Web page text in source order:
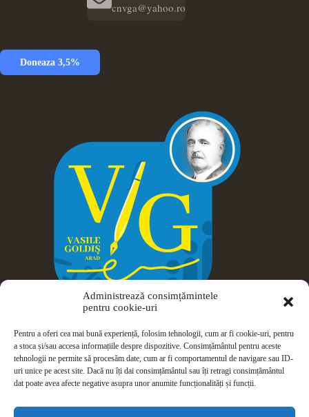
Administrează consimțămintele
pentru cookie-uri
Pentru a oferi cea mai bună experiență, folosim tehnologii, cum ar fi cookie-uri, pentru
a stoca și/sau accesa informațiile despre dispozitive. Consimțământul pentru aceste
tehnologii ne permite să procesăm date, cum ar fi comportamentul de navigare sau ID-
uri unice pe acest site. Dacă nu îți dai consimțământul sau îți retragi consimțământul
dat poate avea afecte negative asupra unor anumite funcționalități și funcții.
cnvga@yahoo.ro
Doneaza 3,5%
Drepturi de autor © 2026 Colegiul Național Vasile Goldiș -